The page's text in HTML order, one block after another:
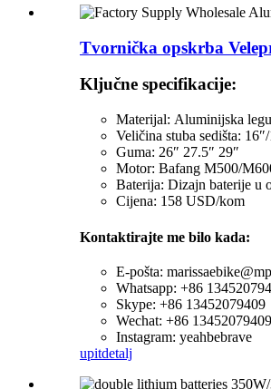
Tvornička opskrba
Ključne specifikacije:
Materijal: Aluminijska
Veličina stuba sedišta:
Guma: 26″ 27.5″ 29″
Motor: Bafang M500/
Baterija: Dizajn baterije u
Cijena: 158 USD/kom
Kontaktirajte me bilo kada:
E-pošta:
Whatsapp: +86
Skype: +86 13452079409
Wechat: +86 13452079409
Instagram: yeahbebrave
upitdetalj